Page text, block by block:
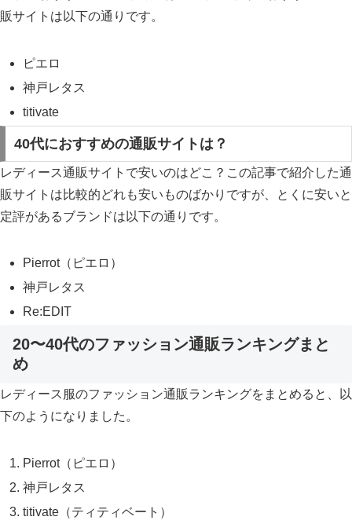
販サイトは以下の通りです。
ピエロ
神戸レタス
titivate
40代におすすめの通販サイトは？
レディース通販サイトで安いのはどこ？この記事で紹介した通
販サイトは比較的どれも安いものばかりですが、とくに安いと
定評があるブランドは以下の通りです。
Pierrot（ピエロ）
神戸レタス
Re:EDIT
20〜40代のファッション通販ランキングまと
め
レディース服のファッション通販ランキングをまとめると、以
下のようになりました。
Pierrot（ピエロ）
神戸レタス
titivate（ティティベート）